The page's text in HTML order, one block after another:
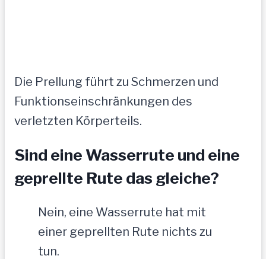
Die Prellung führt zu Schmerzen und
Funktionseinschränkungen des
verletzten Körperteils.
Sind eine Wasserrute und eine
geprellte Rute das gleiche?
Nein, eine Wasserrute hat mit
einer geprellten Rute nichts zu
tun.